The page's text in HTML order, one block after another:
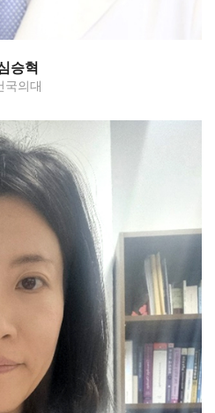
승혁
국의대